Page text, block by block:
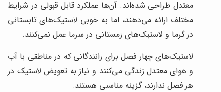
معتدل طراحی شده‌اند. آن‌ها عملکرد قابل قبولی در شرایط
مختلف ارائه می‌دهند، اما به خوبی لاستیک‌های تابستانی
در گرما و لاستیک‌های زمستانی در سرما عمل نمی‌کنند.
لاستیک‌های چهار فصل برای رانندگانی که در مناطقی با آب
و هوای معتدل زندگی می‌کنند و نیاز به تعویض لاستیک در
هر فصل ندارند، گزینه مناسبی هستند.